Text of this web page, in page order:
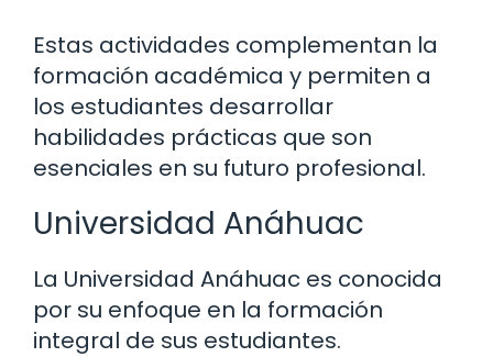
Estas actividades complementan la
formación académica y permiten a
los estudiantes desarrollar
habilidades prácticas que son
esenciales en su futuro profesional.
Universidad Anáhuac
La Universidad Anáhuac es conocida
por su enfoque en la formación
integral de sus estudiantes.